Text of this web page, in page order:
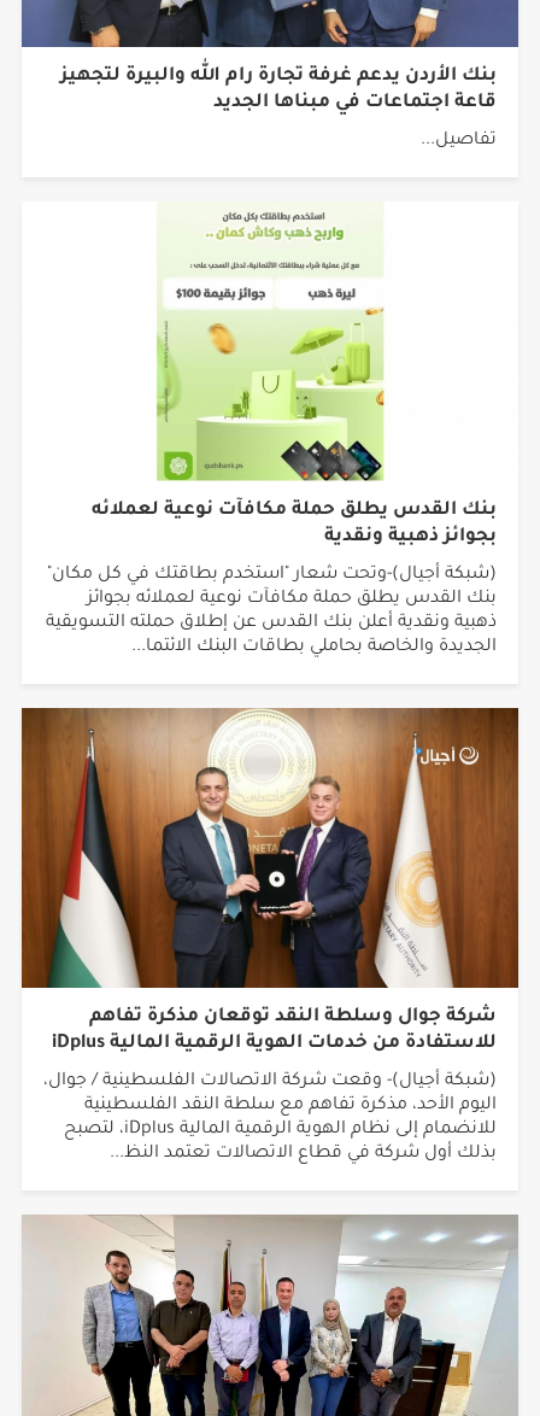
بنك الأردن يدعم غرفة تجارة رام الله والبيرة لتجهيز
قاعة اجتماعات في مبناها الجديد
تفاصيل...
بنك القدس يطلق حملة مكافآت نوعية لعملائه
بجوائز ذهبية ونقدية
(شبكة أجيال)-وتحت شعار "استخدم بطاقتك في كل مكان"
بنك القدس يطلق حملة مكافآت نوعية لعملائه بجوائز
ذهبية ونقدية أعلن بنك القدس عن إطلاق حملته التسويقية
الجديدة والخاصة بحاملي بطاقات البنك الائتما...
شركة جوال وسلطة النقد توقعان مذكرة تفاهم
للاستفادة من خدمات الهوية الرقمية المالية iDplus
(شبكة أجيال)- وقعت شركة الاتصالات الفلسطينية / جوال،
اليوم الأحد، مذكرة تفاهم مع سلطة النقد الفلسطينية
للانضمام إلى نظام الهوية الرقمية المالية iDplus، لتصبح
بذلك أول شركة في قطاع الاتصالات تعتمد النظ...